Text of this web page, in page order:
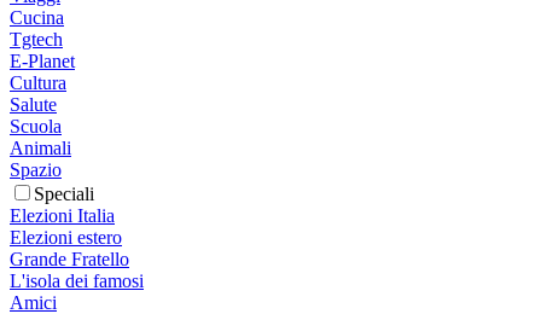
Cucina
Tgtech
E-Planet
Cultura
Salute
Scuola
Animali
Spazio
Speciali
Elezioni Italia
Elezioni estero
Grande Fratello
L'isola dei famosi
Amici